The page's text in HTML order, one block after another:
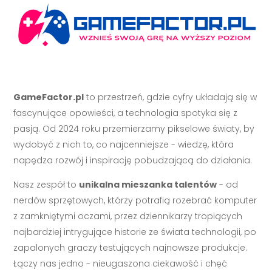
GameFactor.pl to przestrzeń, gdzie cyfry układają się w
fascynujące opowieści, a technologia spotyka się z
pasją. Od 2024 roku przemierzamy pikselowe światy, by
wydobyć z nich to, co najcenniejsze - wiedzę, która
napędza rozwój i inspirację pobudzającą do działania.
Nasz zespół to unikalna mieszanka talentów - od
nerdów sprzętowych, którzy potrafią rozebrać komputer
z zamkniętymi oczami, przez dziennikarzy tropiących
najbardziej intrygujące historie ze świata technologii, po
zapalonych graczy testujących najnowsze produkcje.
Łączy nas jedno - nieugaszona ciekawość i chęć